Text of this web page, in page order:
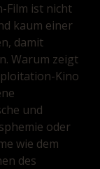
Film ist nicht
kaum einer
damit
Warum zeigt
Kino
und
oder
wie dem
des